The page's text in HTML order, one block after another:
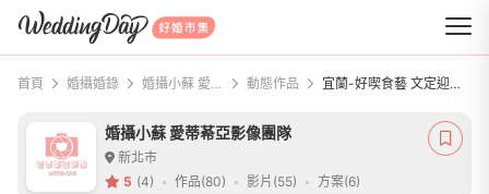
WeddingDay 好婚市集
首頁 婚攝婚錄 婚攝小蘇 愛蒂莃亞影像團隊 動態作品 宜蘭-好喫食藝 文定迎娶紀錄+宴客 書賢&云媛
婚攝小蘇 愛蒂莃亞影像團隊
新北市
5 (4) 作品(80) 影片(55) 方案(6)